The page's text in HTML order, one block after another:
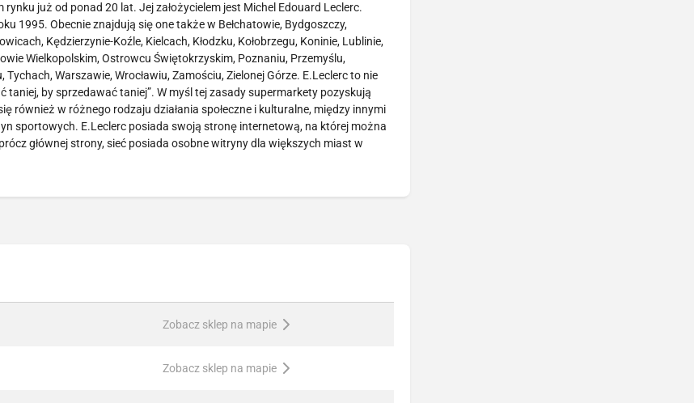
już od ponad 20 lat. Jej założycielem jest Michel Edouard Leclerc.
1995. Obecnie znajdują się one także w Bełchatowie, Bydgoszczy,
Kędzierzynie-Koźle, Kielcach, Kłodzku, Kołobrzegu, Koninie, Lublinie,
Wielkopolskim, Ostrowcu Świętokrzyskim, Poznaniu, Przemyślu,
Warszawie, Wrocławiu, Zamościu, Zielonej Górze. E.Leclerc to nie
by sprzedawać taniej”. W myśl tej zasady supermarkety pozyskują
również w różnego rodzaju działania społeczne i kulturalne, między innymi
sportowych. E.Leclerc posiada swoją stronę internetową, na której można
głównej strony, sieć posiada osobne witryny dla większych miast w
Zobacz sklep na mapie
Zobacz sklep na mapie